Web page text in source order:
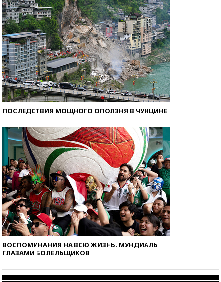
ПОСЛЕДСТВИЯ МОЩНОГО ОПОЛЗНЯ В ЧУНЦИНЕ
ВОСПОМИНАНИЯ НА ВСЮ ЖИЗНЬ. МУНДИАЛЬ
ГЛАЗАМИ БОЛЕЛЬЩИКОВ